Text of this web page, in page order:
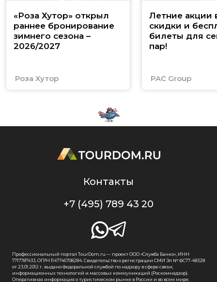
«Роза Хутор» открыл
раннее бронирование
зимнего сезона –
2026/2027
Роза Хутор
Летние акции
скидки и
билеты для
пар!
PAC Group
Контакты
+7 (495) 789 43 20
Профессиональный портал TourDom.ru — проект ООО «Служба Банко», ИНН
7717787433, ОГРН 1147746708284. Свидетельство о регистрации СМИ Эл № ФС77-48328
от 23.01.2012 г. выдано Федеральной службой по надзору в сфере связи,
информационных технологий и массовых коммуникаций (Роскомнадзор).
Оперативная информация о туристическом рынке в России и во всем мире.